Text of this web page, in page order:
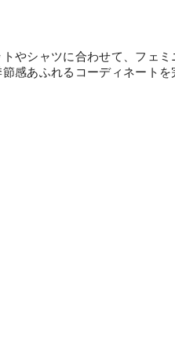
やシャツに合わせて、フェ
感あふれるコーディネート